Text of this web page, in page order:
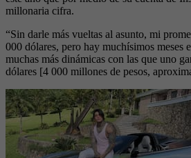
millonaria cifra.
“Sin darle más vueltas al asunto, mi
000 dólares, pero hay muchísimos meses
muchas más dinámicas con las que uno
dólares [4 000 millones de pesos,